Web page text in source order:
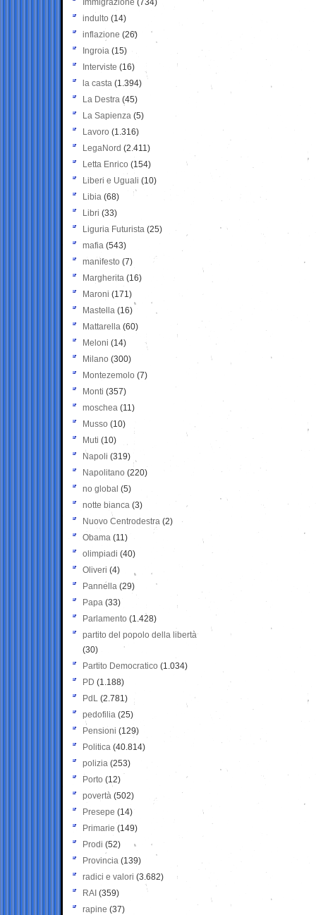
Immigrazione (734)
indulto (14)
inflazione (26)
Ingroia (15)
Interviste (16)
la casta (1.394)
La Destra (45)
La Sapienza (5)
Lavoro (1.316)
LegaNord (2.411)
Letta Enrico (154)
Liberi e Uguali (10)
Libia (68)
Libri (33)
Liguria Futurista (25)
mafia (543)
manifesto (7)
Margherita (16)
Maroni (171)
Mastella (16)
Mattarella (60)
Meloni (14)
Milano (300)
Montezemolo (7)
Monti (357)
moschea (11)
Musso (10)
Muti (10)
Napoli (319)
Napolitano (220)
no global (5)
notte bianca (3)
Nuovo Centrodestra (2)
Obama (11)
olimpiadi (40)
Oliveri (4)
Pannella (29)
Papa (33)
Parlamento (1.428)
partito del popolo della libertà
(30)
Partito Democratico (1.034)
PD (1.188)
PdL (2.781)
pedofilia (25)
Pensioni (129)
Politica (40.814)
polizia (253)
Porto (12)
povertà (502)
Presepe (14)
Primarie (149)
Prodi (52)
Provincia (139)
radici e valori (3.682)
RAI (359)
rapine (37)